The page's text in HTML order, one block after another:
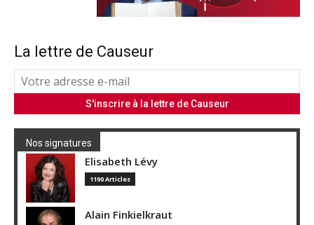
La lettre de Causeur
Nos signatures
Elisabeth Lévy
1190 Articles
Alain Finkielkraut